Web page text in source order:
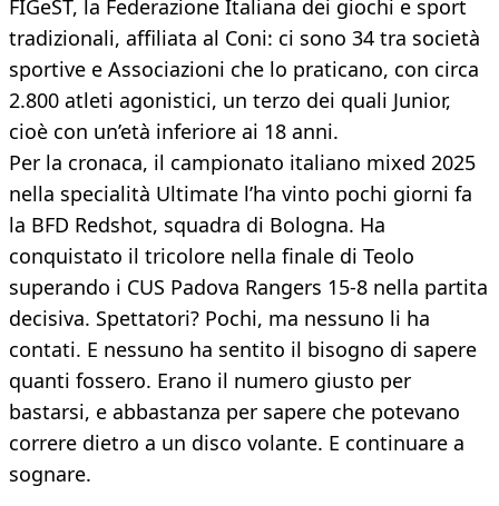
FIGeST, la Federazione Italiana dei giochi e sport
tradizionali, affiliata al Coni: ci sono 34 tra società
sportive e Associazioni che lo praticano, con circa
2.800 atleti agonistici, un terzo dei quali Junior,
cioè con un’età inferiore ai 18 anni.
Per la cronaca, il campionato italiano mixed 2025
nella specialità Ultimate l’ha vinto pochi giorni fa
la BFD Redshot, squadra di Bologna. Ha
conquistato il tricolore nella finale di Teolo
superando i CUS Padova Rangers 15-8 nella partita
decisiva. Spettatori? Pochi, ma nessuno li ha
contati. E nessuno ha sentito il bisogno di sapere
quanti fossero. Erano il numero giusto per
bastarsi, e abbastanza per sapere che potevano
correre dietro a un disco volante. E continuare a
sognare.